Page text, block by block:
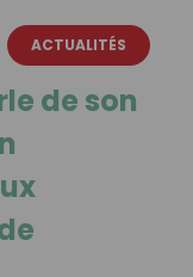
ACTUALITÉS
de son